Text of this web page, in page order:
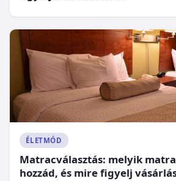
ÉLETMÓD
Matracválasztás: melyik
hozzád, és mire figyelj